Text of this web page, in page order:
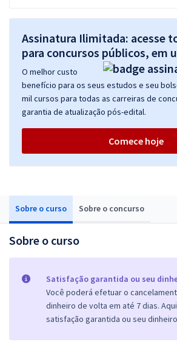
Sobre o curso Sobre o concurso
Sobre o curso
Satisfação garantida ou seu
Você poderá efetuar o
dinheiro de volta em até 7 dias.
satisfação garantida ou seu
Assinatura Ilimitada: acesse
para concursos públicos, em
O melhor custo
benefício para os seus estudos e seu
mil cursos para todas as carreiras de
garantia de atualização pós-edital.
Comece hoje